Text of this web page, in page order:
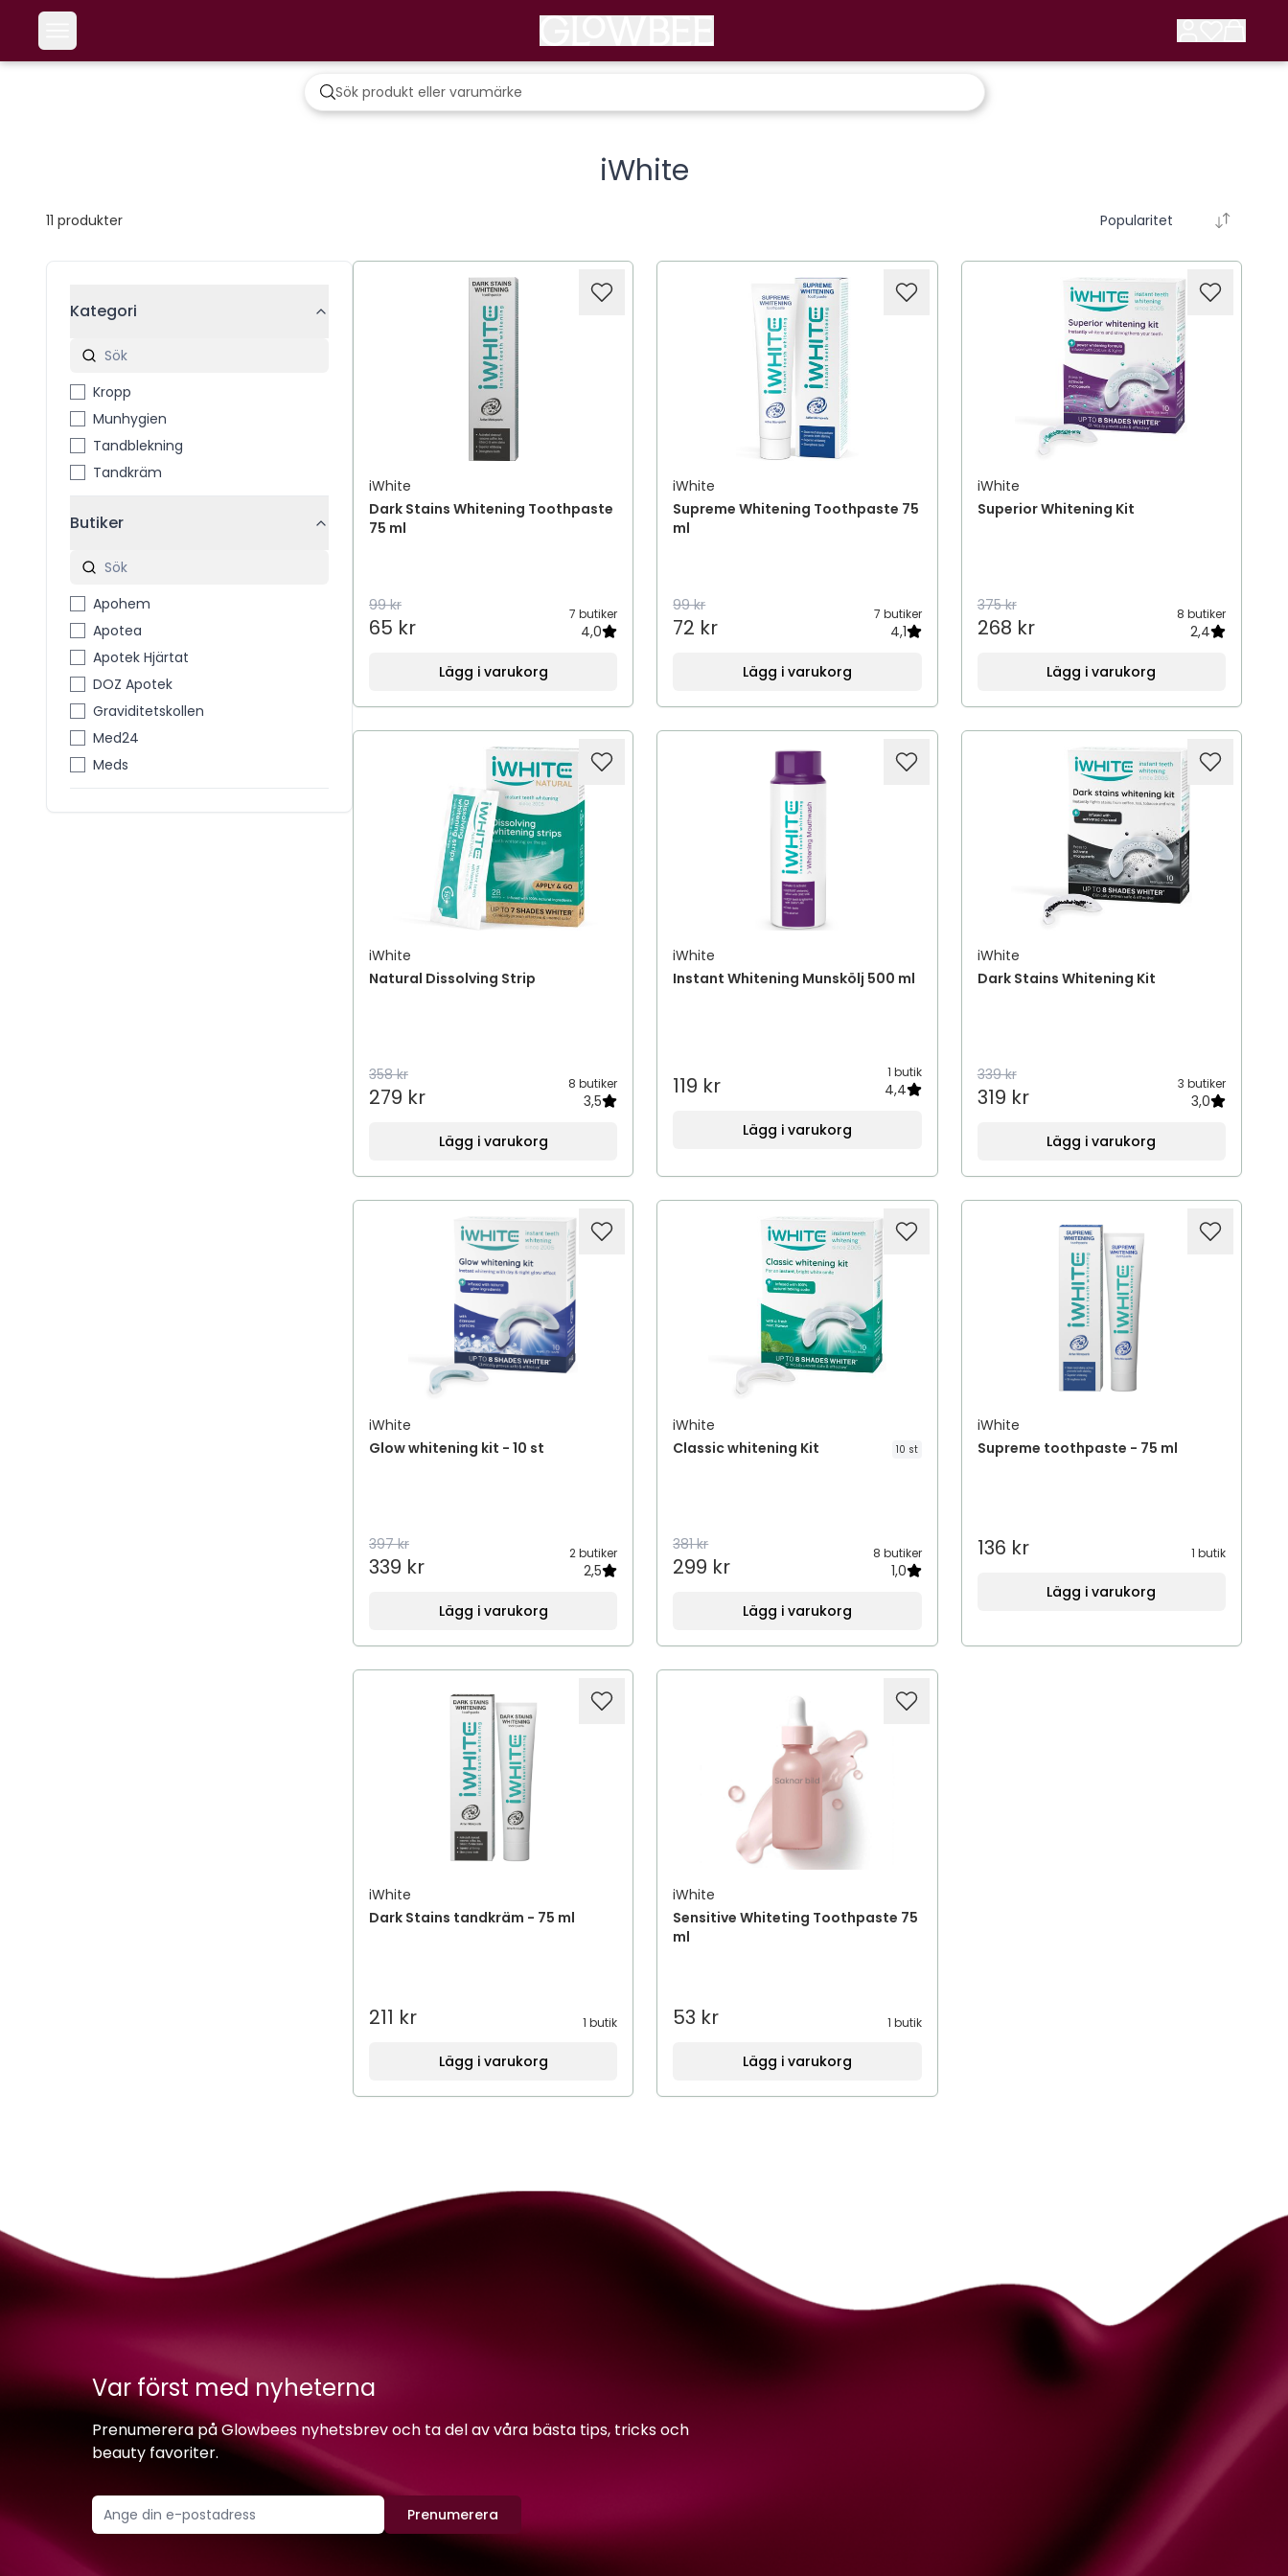
iWhite
11 produkter Popularitet
Kategori
Kropp
Munhygien
Tandblekning
Tandkräm
Butiker
Apohem
Apotea
Apotek Hjärtat
DOZ Apotek
Graviditetskollen
Med24
Meds
iWhite
Dark Stains Whitening Toothpaste
75 ml
99 kr
65 kr
7 butiker
4,0
Lägg i varukorg
iWhite
Supreme Whitening Toothpaste 75
ml
99 kr
72 kr
7 butiker
4,1
Lägg i varukorg
iWhite
Superior Whitening Kit
375 kr
268 kr
8 butiker
2,4
Lägg i varukorg
iWhite
Natural Dissolving Strip
358 kr
279 kr
8 butiker
3,5
Lägg i varukorg
iWhite
Instant Whitening Munskölj 500 ml
119 kr
1 butik
4,4
Lägg i varukorg
iWhite
Dark Stains Whitening Kit
339 kr
319 kr
3 butiker
3,0
Lägg i varukorg
iWhite
Glow whitening kit - 10 st
397 kr
339 kr
2 butiker
2,5
Lägg i varukorg
iWhite
Classic whitening Kit
10 st
381 kr
299 kr
8 butiker
1,0
Lägg i varukorg
iWhite
Supreme toothpaste - 75 ml
136 kr 1 butik
Lägg i varukorg
iWhite
Dark Stains tandkräm - 75 ml
211 kr 1 butik
Lägg i varukorg
iWhite
Sensitive Whiteting Toothpaste 75
ml
53 kr 1 butik
Lägg i varukorg
Var först med nyheterna
Prenumerera på Glowbees nyhetsbrev och ta del av våra bästa tips, tricks och
beauty favoriter.
Prenumerera